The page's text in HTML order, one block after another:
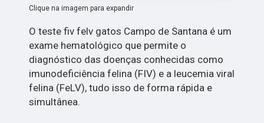
Clique na imagem para expandir
O teste fiv felv gatos Campo de Santana é um
exame hematológico que permite o
diagnóstico das doenças conhecidas como
imunodeficiência felina (FIV) e a leucemia viral
felina (FeLV), tudo isso de forma rápida e
simultânea.